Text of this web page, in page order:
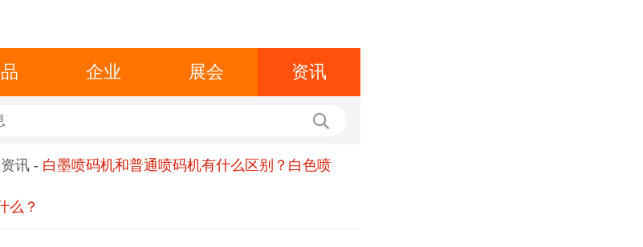
企业 展会 资讯
资讯- 白墨喷码机和普通喷码机有什么区别？白色喷
么？